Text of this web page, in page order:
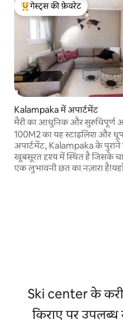
गेस्ट्स का टॉप फ़ेवरेट
गेस्ट्स की फ़ेवरेट
Kalampaka में अपार्टमेंट
मैरी का आधुनिक और सुरुचिपूर्ण
100M2 का यह स्टाइलिश और
अपार्टमेंट, Kalampaka के
खूबसूरत दृश्य में स्थित है जिसके
एक लुभावनी छत का नज़ारा
Ski center के
किराए पर